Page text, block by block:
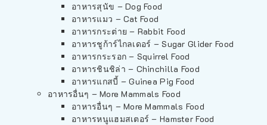
อาหารสุนัข – Dog Food
อาหารแมว – Cat Food
อาหารกระต่าย – Rabbit Food
อาหารชูก้าร์ไกลเดอร์ – Sugar Glider Food
อาหารกระรอก – Squirrel Food
อาหารชินชิล่า – Chinchilla Food
อาหารแกสบี้ – Guinea Pig Food
อาหารอื่นๆ – More Mammals Food
อาหารอื่นๆ – More Mammals Food
อาหารหนูแฮมสเตอร์ – Hamster Food